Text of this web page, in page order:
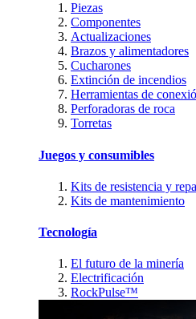
Piezas
Componentes
Actualizaciones
Brazos y alimentadores
Cucharones
Extinción de incendios
Herramientas de
Perforadoras de roca
Torretas
Juegos y consumibles
Kits de resistencia y
Kits de mantenimiento
Tecnología
El futuro de la minería
Electrificación
RockPulse™